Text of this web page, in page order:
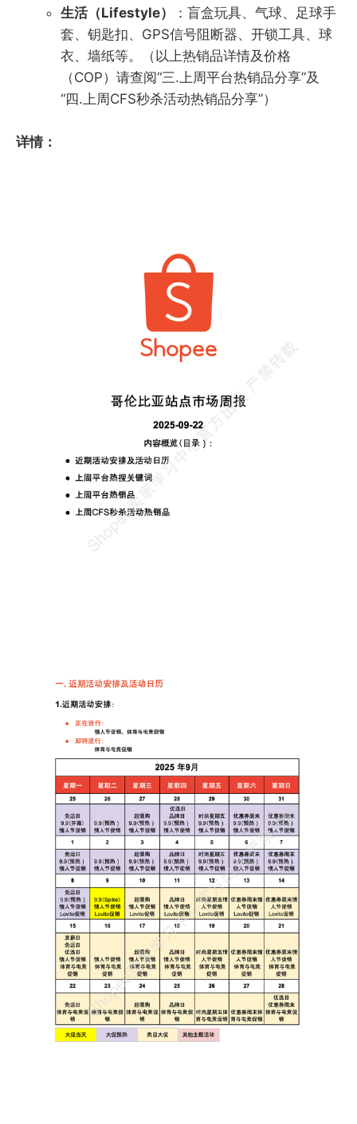
生活（Lifestyle）​
​：盲盒玩具、气球、足球手
套、钥匙扣、GPS信号阻断器、开锁工具、球
衣、墙纸等。（以上热销品详情及价格
（COP）请查阅“三.上周平台热销品分享”及
“四.上周CFS秒杀活动热销品分享”）
详情：